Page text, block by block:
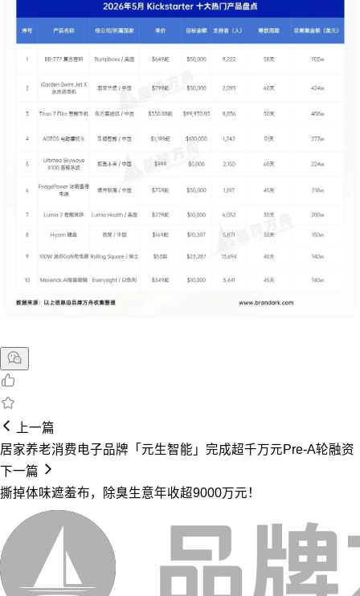
上一篇
居家养老消费电子品牌「元生智能」完成超千万元Pre-A轮融资
下一篇
撕掉体味遮羞布，除臭生意年收超9000万元！